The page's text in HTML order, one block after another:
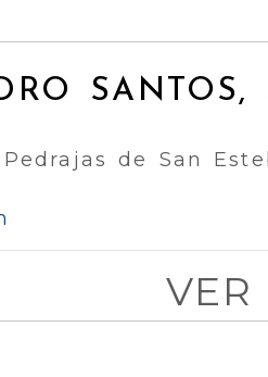
SANTOS,
de San
VER